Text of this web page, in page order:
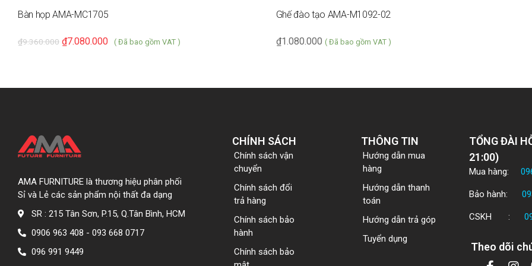
Bàn họp AMA-MC1705
9.360.000
₫ 7.080.000
₫ ( Đã bao gồm VAT )
Ghế đào tạo AMA-M1092-02
1.080.000
₫ ( Đã bao gồm VAT )
AMA FURNITURE là thương hiệu phân phối
Sỉ và Lẻ các sản phẩm nội thất đa dạng
SR : 215 Tân Sơn, P.15, Q.Tân Bình, HCM
0906 963 408 - 093 668 0717
096 991 9449
CHÍNH SÁCH
Chính sách vận
chuyển
Chính sách đổi
trả hàng
Chính sách bảo
hành
Chính sách bảo
THÔNG TIN
Hướng dẫn mua
hàng
Hướng dẫn thanh
toán
Hướng dẫn trả góp
Tuyển dụng
TỔNG ĐÀI
21:00)
Mua hàng:
Bảo hành:
CSKH :
Theo dõi